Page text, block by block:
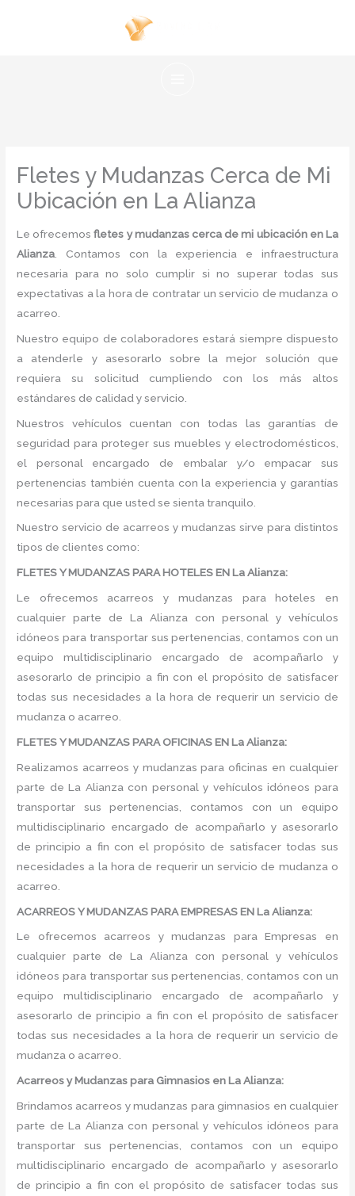
Fletes y Mudanzas Cerca de Mi
Ubicación en La Alianza
Le ofrecemos fletes y mudanzas cerca de mi ubicación en La
Alianza . Contamos con la experiencia e infraestructura
necesaria para no solo cumplir si no superar todas sus
expectativas a la hora de contratar un servicio de mudanza o
acarreo.
Nuestro equipo de colaboradores estará siempre dispuesto
a atenderle y asesorarlo sobre la mejor solución que
requiera su solicitud cumpliendo con los más altos
estándares de calidad y servicio.
Nuestros vehículos cuentan con todas las garantías de
seguridad para proteger sus muebles y electrodomésticos,
el personal encargado de embalar y/o empacar sus
pertenencias también cuenta con la experiencia y garantías
necesarias para que usted se sienta tranquilo.
Nuestro servicio de acarreos y mudanzas sirve para distintos
tipos de clientes como:
FLETES Y MUDANZAS PARA HOTELES EN La Alianza:
Le ofrecemos acarreos y mudanzas para hoteles en
cualquier parte de La Alianza con personal y vehículos
idóneos para transportar sus pertenencias, contamos con un
equipo multidisciplinario encargado de acompañarlo y
asesorarlo de principio a fin con el propósito de satisfacer
todas sus necesidades a la hora de requerir un servicio de
mudanza o acarreo.
FLETES Y MUDANZAS PARA OFICINAS EN La Alianza:
Realizamos acarreos y mudanzas para oficinas en cualquier
parte de La Alianza con personal y vehículos idóneos para
transportar sus pertenencias, contamos con un equipo
multidisciplinario encargado de acompañarlo y asesorarlo
de principio a fin con el propósito de satisfacer todas sus
necesidades a la hora de requerir un servicio de mudanza o
acarreo.
ACARREOS Y MUDANZAS PARA EMPRESAS EN La Alianza:
Le ofrecemos acarreos y mudanzas para Empresas en
cualquier parte de La Alianza con personal y vehículos
idóneos para transportar sus pertenencias, contamos con un
equipo multidisciplinario encargado de acompañarlo y
asesorarlo de principio a fin con el propósito de satisfacer
todas sus necesidades a la hora de requerir un servicio de
mudanza o acarreo.
Acarreos y Mudanzas para Gimnasios en La Alianza:
Brindamos acarreos y mudanzas para gimnasios en cualquier
parte de La Alianza con personal y vehículos idóneos para
transportar sus pertenencias, contamos con un equipo
multidisciplinario encargado de acompañarlo y asesorarlo
de principio a fin con el propósito de satisfacer todas sus